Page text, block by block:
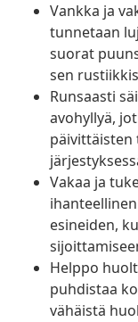
Vankka ja
tunnetaan
suorat
sen
Runsaasti
avohyllyä,
päivittäisten
Vakaa ja
esineiden,
Helppo
puhdistaa
vähäistä